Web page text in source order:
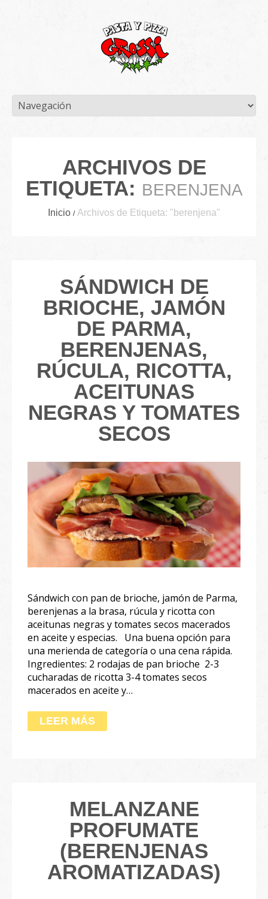
ARCHIVOS DE
ETIQUETA: BERENJENA
Inicio Archivos de Etiqueta: "berenjena"
SÁNDWICH DE
BRIOCHE, JAMÓN
DE PARMA,
BERENJENAS,
RÚCULA, RICOTTA,
ACEITUNAS
NEGRAS Y TOMATES
SECOS
Sándwich con pan de brioche, jamón de Parma,
berenjenas a la brasa, rúcula y ricotta con
aceitunas negras y tomates secos macerados
en aceite y especias. Una buena opción para
una merienda de categoría o una cena rápida.
Ingredientes: 2 rodajas de pan brioche 2-3
cucharadas de ricotta 3-4 tomates secos
macerados en aceite ⁣y…
LEER MÁS
MELANZANE
PROFUMATE
(BERENJENAS
AROMATIZADAS)